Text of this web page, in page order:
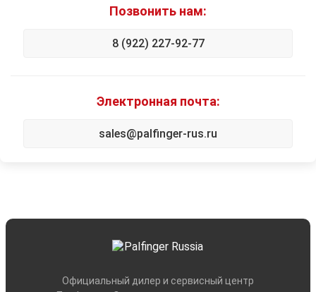
Позвонить нам:
8 (922) 227-92-77
Электронная почта:
sales@palfinger-rus.ru